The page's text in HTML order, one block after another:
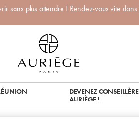
sans plus attendre ! Rendez-vous vite dans
DEVENEZ CONSEILLÈRE
AURIÈGE !
AUTOMNE